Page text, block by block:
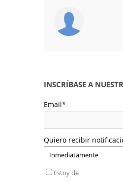
INSCRÍBASE A
Email*
Quiero recibir
Estoy de